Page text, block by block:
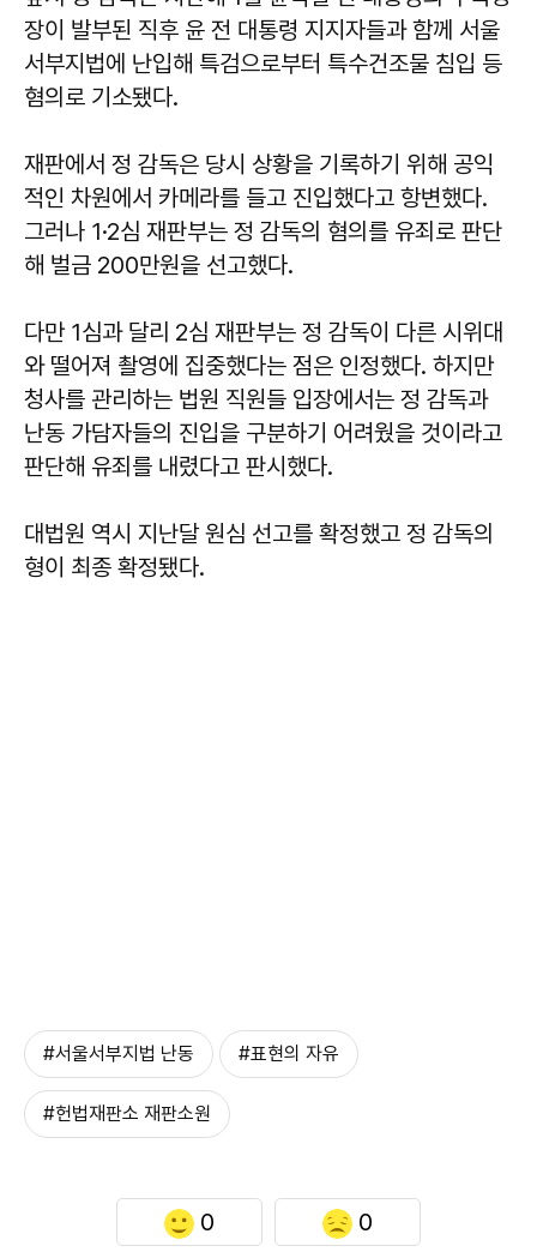
장이 발부된 직후 윤 전 대통령 지지자들과 함께 서울
서부지법에 난입해 특검으로부터 특수건조물 침입 등
혐의로 기소됐다.
재판에서 정 감독은 당시 상황을 기록하기 위해 공익
적인 차원에서 카메라를 들고 진입했다고 항변했다.
그러나 1·2심 재판부는 정 감독의 혐의를 유죄로 판단
해 벌금 200만원을 선고했다.
다만 1심과 달리 2심 재판부는 정 감독이 다른 시위대
와 떨어져 촬영에 집중했다는 점은 인정했다. 하지만
청사를 관리하는 법원 직원들 입장에서는 정 감독과
난동 가담자들의 진입을 구분하기 어려웠을 것이라고
판단해 유죄를 내렸다고 판시했다.
대법원 역시 지난달 원심 선고를 확정했고 정 감독의
형이 최종 확정됐다.
#서울서부지법 난동 #표현의 자유
#헌법재판소 재판소원
0 0